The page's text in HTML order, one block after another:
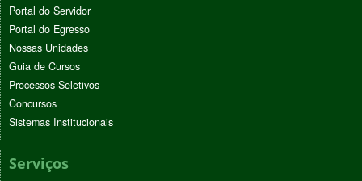
Portal do Servidor
Portal do Egresso
Nossas Unidades
Guia de Cursos
Processos Seletivos
Concursos
Sistemas Institucionais
Serviços